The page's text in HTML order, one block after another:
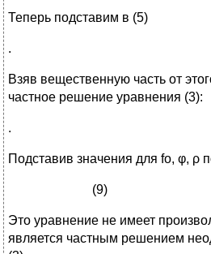
Теперь подставим в (5)
.
Взяв вещественную часть от
частное решение уравнения (3):
.
Подставив значения для fo, φ, ρ
(9)
Это уравнение не имеет
является частным решением